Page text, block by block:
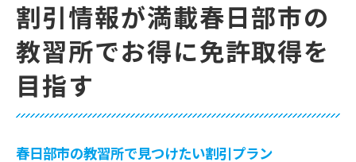
割引情報が満載春日部市の
教習所でお得に免許取得を
目指す
春日部市の教習所で見つけたい割引プラン